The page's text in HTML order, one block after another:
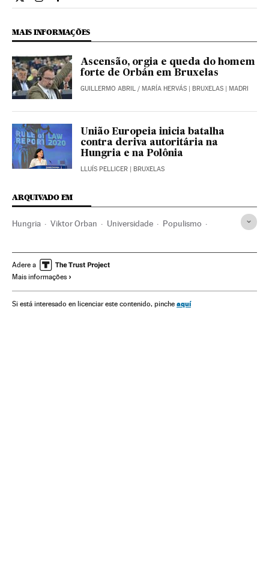
Internacional El País Brasil en Twitter
Internacional El País Brasil en Instagram
Internacional El País Brasil en Facebook
MAIS INFORMAÇÕES
Ascensão, orgia e queda do homem
forte de Orbán em Bruxelas
GUILLERMO ABRIL / MARÍA HERVÁS | BRUXELAS | MADRI
União Europeia inicia batalha
contra deriva autoritária na
Hungria e na Polônia
LLUÍS PELLICER | BRUXELAS
ARQUIVADO EM
Hungria Viktor Orban Universidade Populismo
União Europeia
Adere a
Mais informações
Si está interesado en licenciar este contenido, pinche aquí